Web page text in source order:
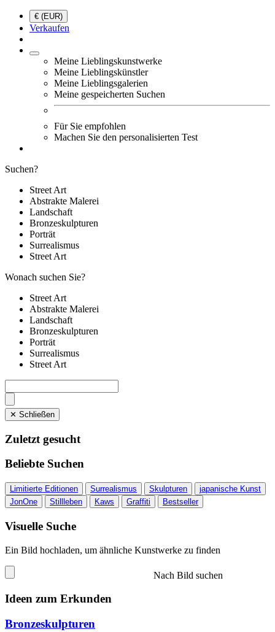
€ (EUR)
Verkaufen
Meine Lieblingskunstwerke
Meine Lieblingskünstler
Meine Lieblingsgalerien
Meine gespeicherten Suchen
Für Sie empfohlen
Machen Sie den personalisierten Test
Suchen?
Street Art
Abstrakte Malerei
Landschaft
Bronzeskulpturen
Porträt
Surrealismus
Street Art
Wonach suchen Sie?
Street Art
Abstrakte Malerei
Landschaft
Bronzeskulpturen
Porträt
Surrealismus
Street Art
✕ Schließen
Zuletzt gesucht
Beliebte Suchen
Limitierte Editionen Surrealismus Skulpturen
japanische Kunst
JonOne
Stillleben Kaws Graffiti Bestseller
Visuelle Suche
Ein Bild hochladen, um ähnliche Kunstwerke zu finden
Nach Bild suchen
Ideen zum Erkunden
Bronzeskulpturen